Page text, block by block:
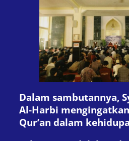
Dalam sambutannya,
Al-Harbi
Qur’an dalam